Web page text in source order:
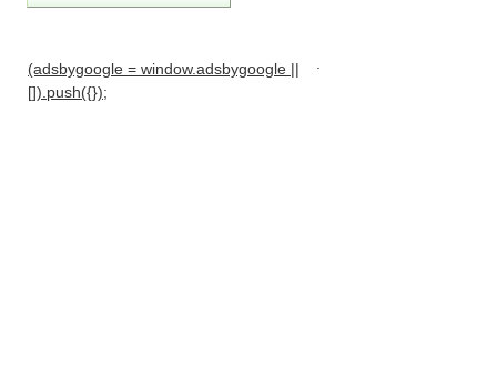
(adsbygoogle = window.adsbygoogle ||
[]).push({});